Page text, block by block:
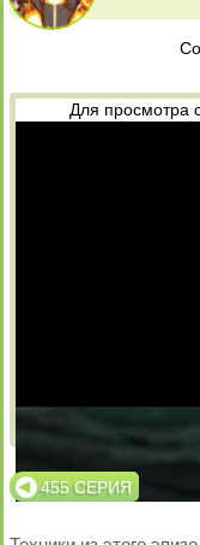
Для просмотра
Озвучка Субтитры
455 СЕРИЯ